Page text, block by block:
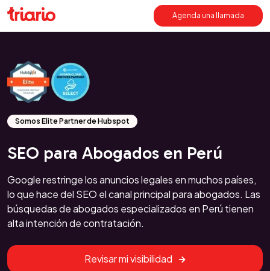
Agenda una llamada
Somos Elite Partner de Hubspot
SEO para Abogados en Perú
Google restringe los anuncios legales en muchos países,
lo que hace del SEO el canal principal para abogados. Las
búsquedas de abogados especializados en Perú tienen
alta intención de contratación.
Revisar mi visibilidad